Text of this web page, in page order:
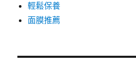
輕鬆保養
面膜推薦